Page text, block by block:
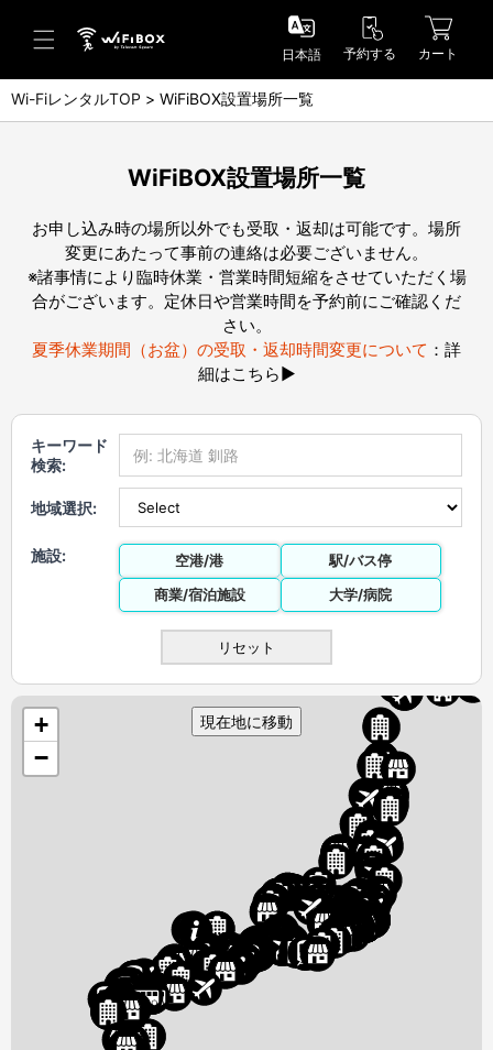
ヘルプ／お問い合わせ
ヘルプセンター(FAQ)(日本語)
Help Center(FAQ)(English)
お問い合わせ(日本語)
日本語 予約する カート
Wi-FiレンタルTOP WiFiBOX設置場所一覧
WiFiBOX設置場所一覧
お申し込み時の場所以外でも受取・返却は可能です。場所
変更にあたって事前の連絡は必要ございません。
※諸事情により臨時休業・営業時間短縮をさせていただく場
合がございます。定休日や営業時間を予約前にご確認くだ
さい。
夏季休業期間（お盆）の受取・返却時間変更について ： 詳
細はこちら▶
キーワード
検索:
地域選択:
施設: 空港/港
駅/バス停
商業/宿泊施設
大学/病院
リセット
現在地に移動
+
−